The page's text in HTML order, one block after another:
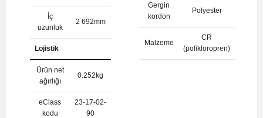
İç
uzunluk
2 692mm
Lojistik
Ürün net
ağırlığı
0.252kg
eClass
kodu
23-17-02-
90
Gergin
kordon
Polyester
Malzeme
CR
(polikloropren)